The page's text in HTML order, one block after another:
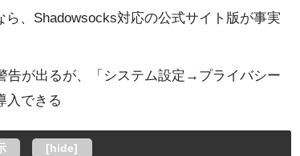
、Shadowsocks対応の公式サイト版が事実
告が出るが、「システム設定→プライバシー
入できる
[hide]